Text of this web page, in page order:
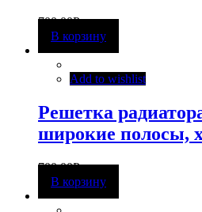
700,00Р
В корзину
Add to wishlist
Решетка
широкие полосы,
700,00Р
В корзину